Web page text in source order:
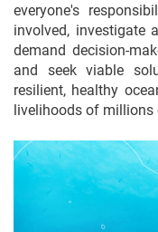
everyone's
involved, investigate
demand decision-
and seek viable
resilient, healthy
livelihoods of millions